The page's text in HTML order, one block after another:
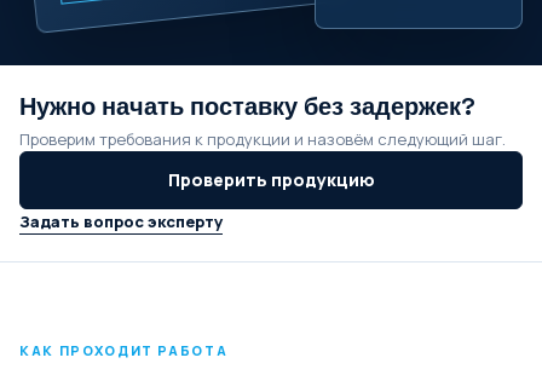
Нужно начать поставку без задержек?
Проверим требования к продукции и назовём следующий шаг.
Проверить продукцию
Задать вопрос эксперту
КАК ПРОХОДИТ РАБОТА